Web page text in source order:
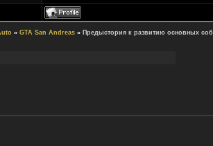
» GTA San Andreas » Предыстория к развитию основных